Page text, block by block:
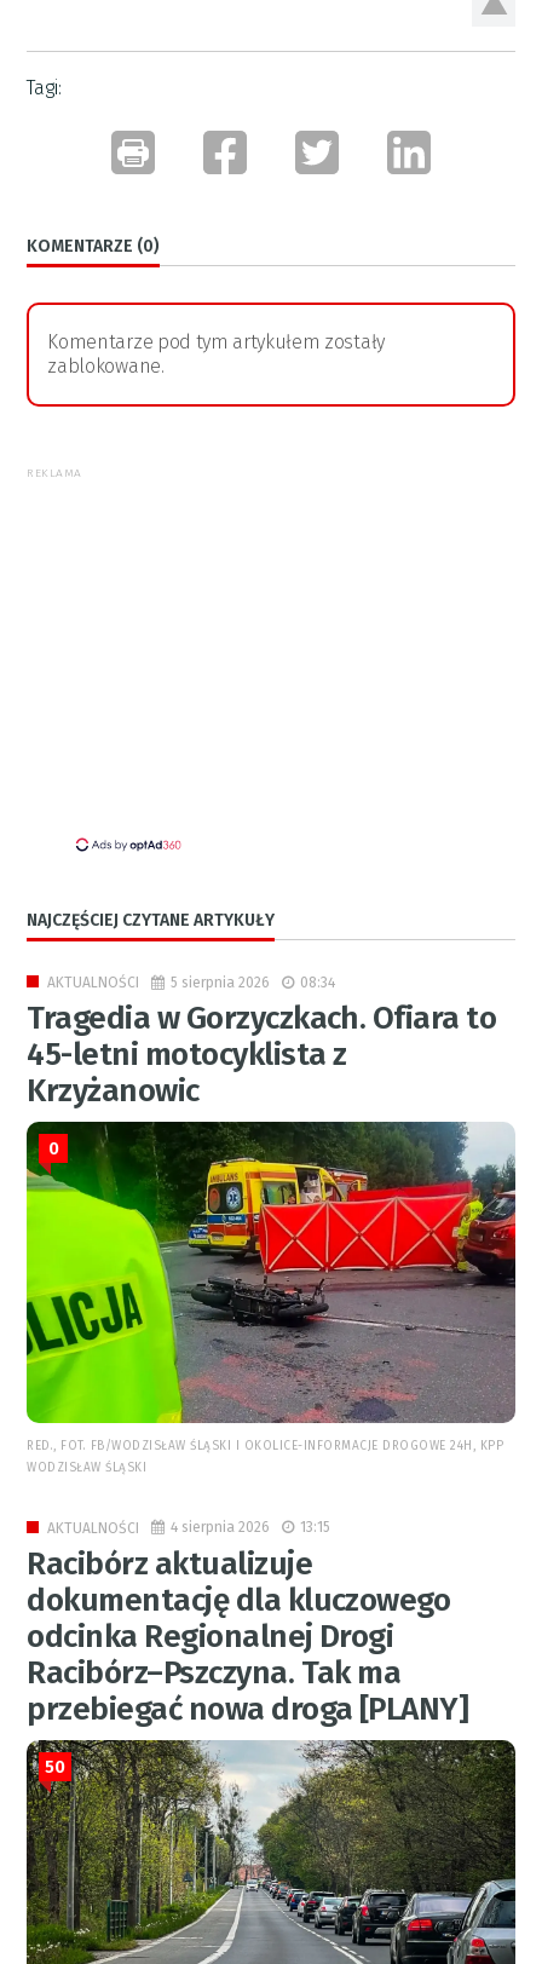
Tagi:
KOMENTARZE (0)
Komentarze pod tym artykułem zostały
zablokowane.
REKLAMA
NAJCZĘŚCIEJ CZYTANE ARTYKUŁY
AKTUALNOŚCI 5 sierpnia 2026 08:34
Tragedia w Gorzyczkach. Ofiara to
45-letni motocyklista z
Krzyżanowic
0
RED., FOT. FB/WODZISŁAW ŚLĄSKI I OKOLICE-INFORMACJE DROGOWE 24H, KPP
WODZISŁAW ŚLĄSKI
AKTUALNOŚCI 4 sierpnia 2026 13:15
Racibórz aktualizuje
dokumentację dla kluczowego
odcinka Regionalnej Drogi
Racibórz–Pszczyna. Tak ma
przebiegać nowa droga [PLANY]
50